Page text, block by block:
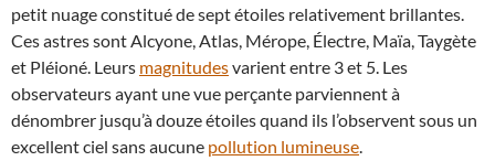
petit nuage constitué de sept étoiles relativement brillantes.
Ces astres sont Alcyone, Atlas, Mérope, Électre, Maïa, Taygète
et Pléioné. Leurs magnitudesvarient entre 3 et 5. Les
observateurs ayant une vue perçante parviennent à
dénombrer jusqu’à douze étoiles quand ils l’observent sous un
excellent ciel sans aucune pollution lumineuse.